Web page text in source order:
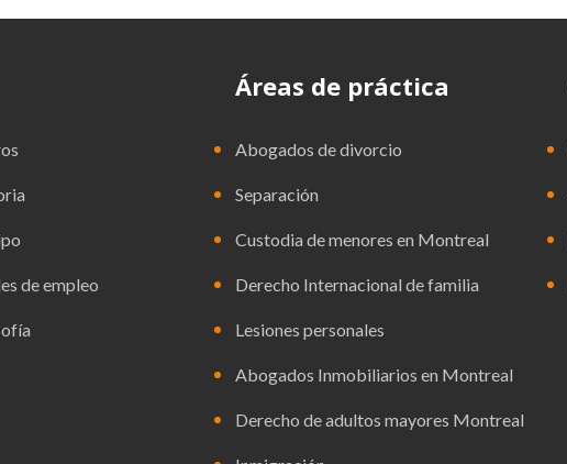
de empleo
Áreas de práctica
Abogados de divorcio
Separación
Custodia de menores en Montreal
Derecho Internacional de familia
Lesiones personales
Abogados Inmobiliarios en Montreal
Derecho de adultos mayores Montreal